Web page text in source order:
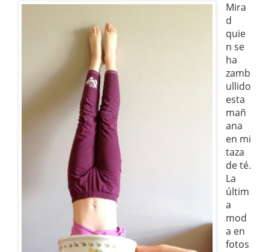
Mira
d
quie
n se
ha
zamb
ullido
esta
mañ
ana
en mi
taza
de té.
La
últim
a
mod
a en
fotos